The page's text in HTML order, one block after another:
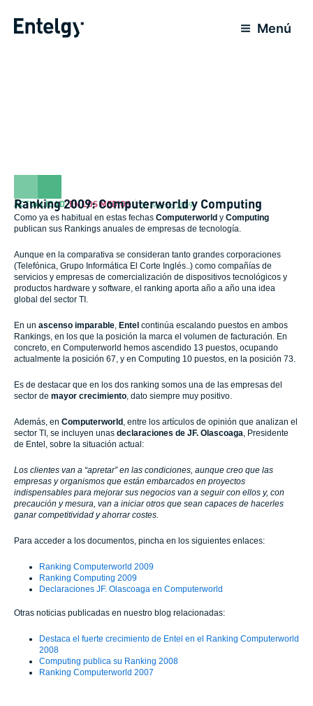
para
Menú
ACTUALIDAD,EN LOS MEDIOS 12 Março 2009
Ranking 2009: Computerworld y Computing
Como ya es habitual en estas fechas Computerworld y Computing
publican sus Rankings anuales de empresas de tecnología.
Aunque en la comparativa se consideran tanto grandes corporaciones
(Telefónica, Grupo Informática El Corte Inglés..) como compañías de
servicios y empresas de comercialización de dispositivos tecnológicos y
productos hardware y software, el ranking aporta año a año una idea
global del sector TI.
En un ascenso imparable, Entel continúa escalando puestos en ambos
Rankings, en los que la posición la marca el volumen de facturación. En
concreto, en Computerworld hemos ascendido 13 puestos, ocupando
actualmente la posición 67, y en Computing 10 puestos, en la posición 73.
Es de destacar que en los dos ranking somos una de las empresas del
sector de mayor crecimiento, dato siempre muy positivo.
Además, en Computerworld , entre los artículos de opinión que analizan el
sector TI, se incluyen unas declaraciones de JF. Olascoaga, Presidente
de Entel, sobre la situación actual:
Los clientes van a “apretar” en las condiciones, aunque creo que las
empresas y organismos que están embarcados en proyectos
indispensables para mejorar sus negocios van a seguir con ellos y, con
precaución y mesura, van a iniciar otros que sean capaces de hacerles
ganar competitividad y ahorrar costes.
Para acceder a los documentos, pincha en los siguientes enlaces:
Ranking Computerworld 2009
Ranking Computing 2009
Declaraciones JF. Olascoaga en Computerworld
Otras noticias publicadas en nuestro blog relacionadas:
Destaca el fuerte crecimiento de Entel en el Ranking Computerworld
2008
Computing publica su Ranking 2008
Ranking Computerworld 2007